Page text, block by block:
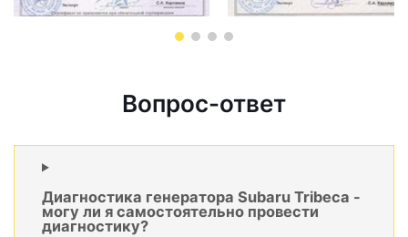
Вопрос-ответ
Диагностика генератора Subaru Tribeca -
могу ли я самостоятельно провести
диагностику?